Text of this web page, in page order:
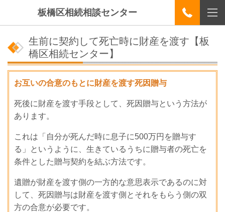
板橋区相続相談センター
生前に契約して死亡時に財産を渡す【板
橋区相続センター】
お互いの合意のもとに財産を渡す死因贈与
死後に財産を渡す手段として、死因贈与という方法が
あります。
これは「自分が死んだ時に息子に500万円を贈与す
る」というように、生きているうちに贈与者の死亡を
条件とした贈与契約を結ぶ方法です。
遺贈が財産を渡す側の一方的な意思表示であるのに対
して、死因贈与は財産を渡す側とそれをもらう側の双
方の合意が必要です。